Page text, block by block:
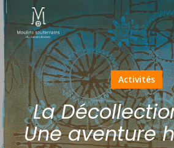
Skip
to
main
content
Activités
La
Une aventure